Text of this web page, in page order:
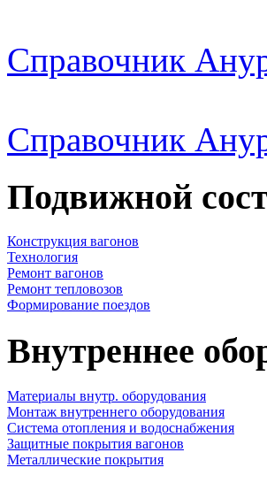
Справочник
Справочник
Подвижной
Конструкция вагонов
Технология
Ремонт вагонов
Ремонт тепловозов
Формирование поездов
Внутреннее
Материалы внутр. оборудования
Монтаж внутреннего оборудования
Cистема отопления и водоснабжения
Защитные покрытия вагонов
Металлические покрытия